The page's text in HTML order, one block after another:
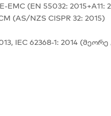
(EN 55032: 2015+A11:
(AS/NZS CISPR 32: 2015)
IEC 62368-1: 2014